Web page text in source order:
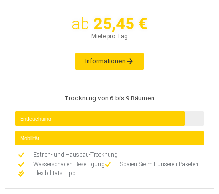
ab 25,45 €
Miete pro Tag
Informationen
Trocknung von 6 bis 9 Räumen
Entfeuchtung
Mobilität
Estrich- und Hausbau-Trocknung
Wasserschaden-Beseitigung
Sparen Sie mit unseren Paketen
Flexibilitäts-Tipp